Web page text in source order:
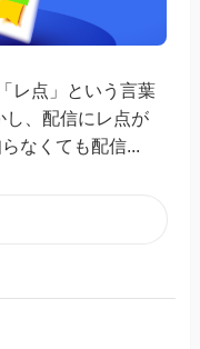
レ点」という言葉
し、配信にレ点が
なくても配信...